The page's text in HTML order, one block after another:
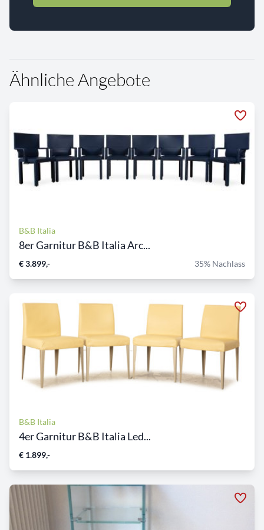
Ähnliche Angebote
B&B Italia
8er Garnitur B&B Italia Arc...
€ 3.899,- 35% Nachlass
B&B Italia
4er Garnitur B&B Italia Led...
€ 1.899,-